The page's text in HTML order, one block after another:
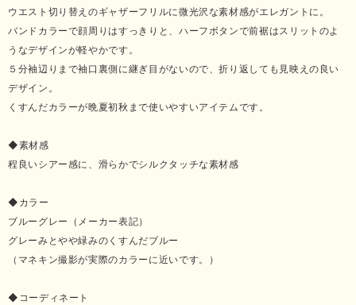
ウエスト切り替えのギャザーフリルに微光沢な素材感がエレガントに。
バンドカラーで顔周りはすっきりと、ハーフボタンで前裾はスリットのよ
うなデザインが軽やかです。
５分袖辺りまで袖口裏側に継ぎ目がないので、折り返しても見映えの良い
デザイン。
くすんだカラーが晩夏初秋まで使いやすいアイテムです。
◆素材感
程良いシアー感に、滑らかでシルクタッチな素材感
◆カラー
ブルーグレー（メーカー表記）
グレーみとやや緑みのくすんだブルー
（マネキン撮影が実際のカラーに近いです。）
◆コーディネート